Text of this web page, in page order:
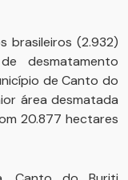
brasileiros (2.932)
desmatamento
de Canto do
área desmatada
20.877 hectares